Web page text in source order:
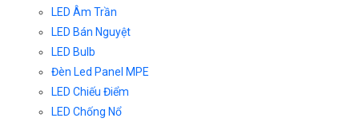
LED Âm Trần
LED Bán Nguyệt
LED Bulb
Đèn Led Panel MPE
LED Chiếu Điểm
LED Chống Nổ